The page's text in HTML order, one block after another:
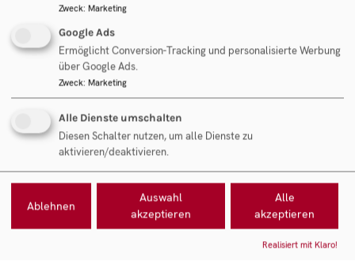
Zweck: Marketing
Google Ads
Ermöglicht Conversion-Tracking und personalisierte Werbung
über Google Ads.
Zweck: Marketing
Alle Dienste umschalten
Diesen Schalter nutzen, um alle Dienste zu
aktivieren/deaktivieren.
Ablehnen
Auswahl
akzeptieren
Alle
akzeptieren
Realisiert mit Klaro!